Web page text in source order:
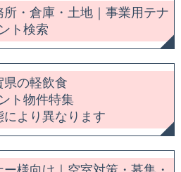
・倉庫・土地｜事業用テナ
ント検索
県の軽飲食
ト物件特集
より異なります